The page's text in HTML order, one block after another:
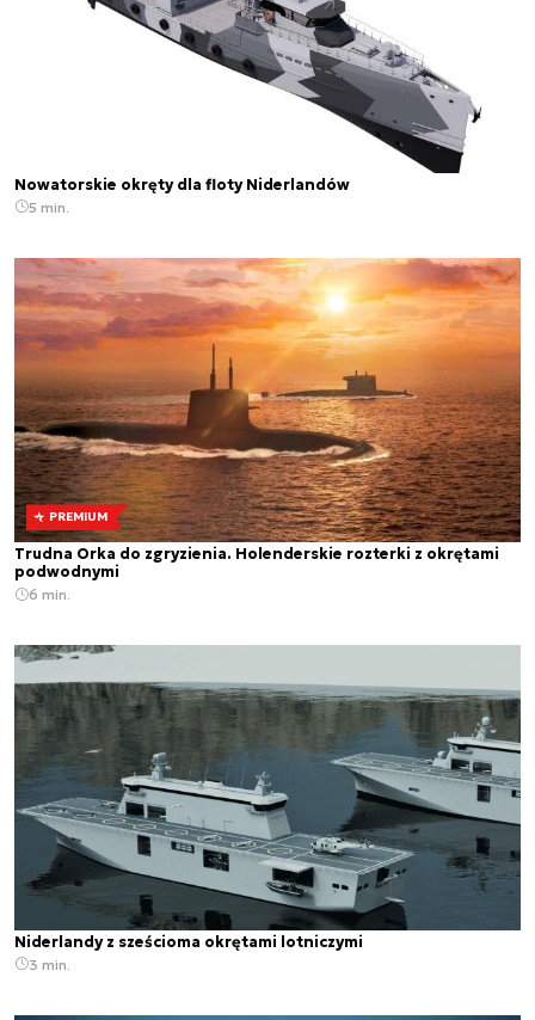
Nowatorskie okręty dla floty Niderlandów
5 min.
PREMIUM
Trudna Orka do zgryzienia. Holenderskie rozterki z okrętami
podwodnymi
6 min.
Niderlandy z sześcioma okrętami lotniczymi
3 min.